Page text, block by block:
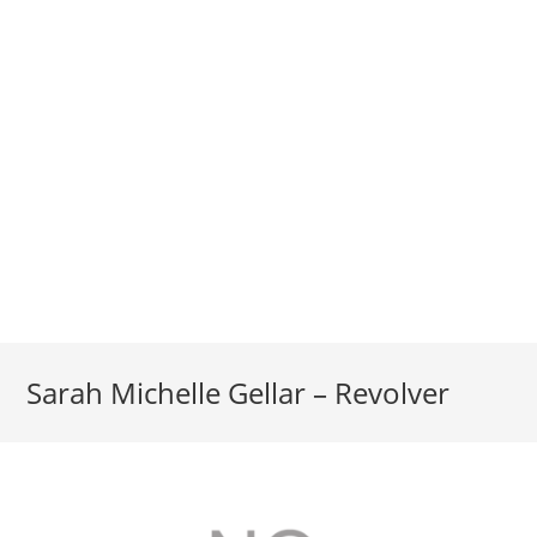
Sarah Michelle Gellar – Revolver